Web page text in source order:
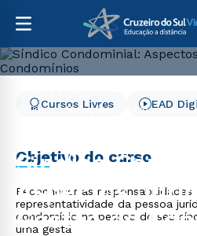
Direito, Relações Internacionais
Síndico
Aspectos
Gestão de
Cursos Livres EAD
Objetivo do curso
Reconhecer as responsabilidades
representatividade da pessoa
condomínio na pessoa de seu
uma gestã